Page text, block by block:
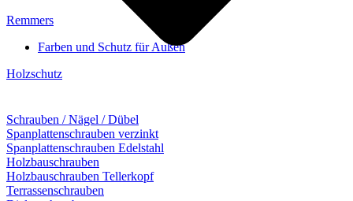
Remmers
Farben und Schutz für Außen
Holzschutz
Schrauben / Nägel / Dübel
Spanplattenschrauben verzinkt
Spanplattenschrauben Edelstahl
Holzbauschrauben
Holzbauschrauben Tellerkopf
Terrassenschrauben